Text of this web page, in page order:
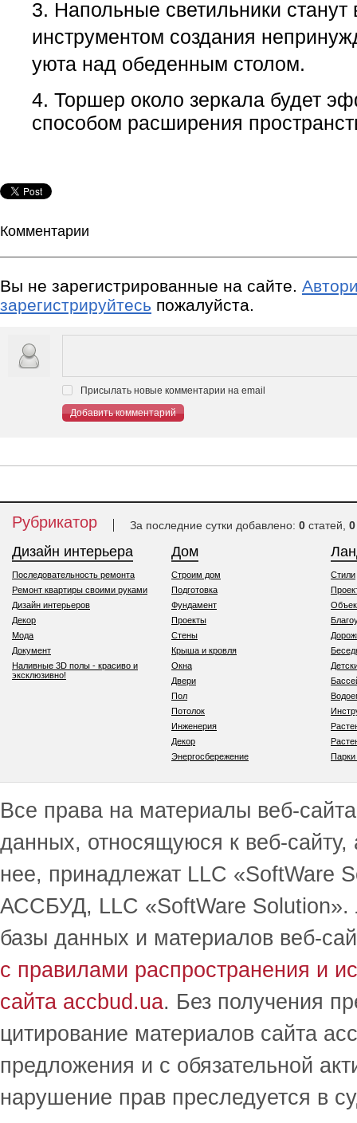
3. Напольные светильники
инструментом создания
уюта над обеденным столом.
4. Торшер около зеркала будет
способом расширения
Комментарии
Вы не зарегистрированные на сайте.
зарегистрируйтесь пожалуйста.
Присылать новые комментарии на email
Добавить комментарий
Рубрикатор За последние сутки добавлено: 0 статей, 0
Дизайн интерьера
Последовательность ремонта
Ремонт квартиры своими руками
Дизайн интерьеров
Декор
Мода
Документ
Наливные 3D полы - красиво и
эксклюзивно!
Дом
Строим дом
Подготовка
Фундамент
Проекты
Стены
Крыша и кровля
Окна
Двери
Пол
Потолок
Инженерия
Декор
Энергосбережение
Стили
Все права на материалы веб-
данных, относящуюся к веб-
нее, принадлежат LLC
АССБУД, LLC «SoftWare Solution».
базы данных и материалов веб-
с правилами распространения и
сайта accbud.ua. Без получения
цитирование материалов сайта
предложения и с обязательной
нарушение прав преследуется в